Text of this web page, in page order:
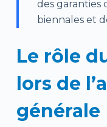
des garanties
biennales et
Le rôle
lors de
générale